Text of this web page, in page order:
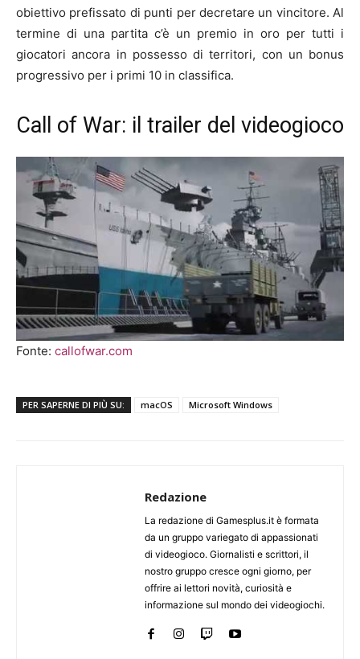
obiettivo prefissato di punti per decretare un vincitore. Al
termine di una partita c’è un premio in oro per tutti i
giocatori ancora in possesso di territori, con un bonus
progressivo per i primi 10 in classifica.
Call of War: il trailer del videogioco
Fonte: callofwar.com
PER SAPERNE DI PIÙ SU: macOS Microsoft Windows
Redazione
La redazione di Gamesplus.it è formata
da un gruppo variegato di appassionati
di videogioco. Giornalisti e scrittori, il
nostro gruppo cresce ogni giorno, per
offrire ai lettori novità, curiosità e
informazione sul mondo dei videogiochi.